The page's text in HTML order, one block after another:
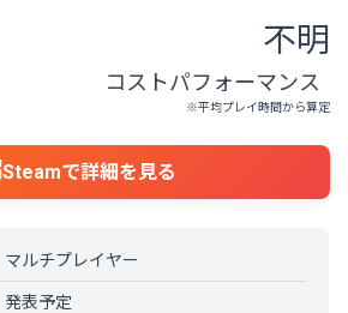
不明
コストパフォーマンス
※平均プレイ時間から算定
Steamで詳細を見る
マルチプレイヤー
発表予定